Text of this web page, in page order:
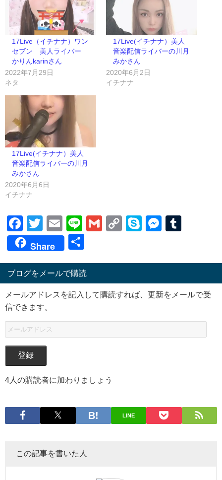
17Live（イチナナ）ワン
セブン 美人ライバー
かりんkarinさん
2022年7月29日
ネタ
17Live(イチナナ）美人
音楽配信ライバーの川月
みかさん
2020年6月2日
イチナナ
17Live(イチナナ）美人
音楽配信ライバーの川月
みかさん
2020年6月6日
イチナナ
Facebook
Twitter
EmailLineGmailCopySkype
Share
ブログをメールで購読
メールアドレスを記入して購読すれば、更新をメールで受
信できます。
登録
4人の購読者に加わりましょう
LINE
この記事を書いた人